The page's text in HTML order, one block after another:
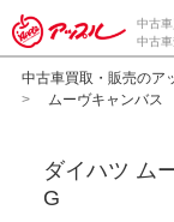
中古車
中古
中古車買取・販売のア
ムーヴキャンバス
ダイハツ ム
G